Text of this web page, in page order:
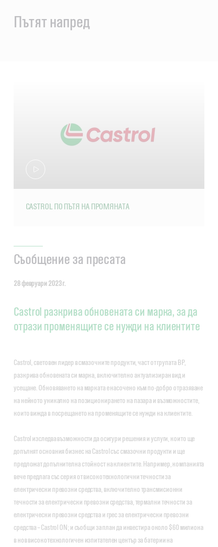
Пътят напред
CASTROL ПО ПЪТЯ НА ПРОМЯНАТА
Съобщение за пресата
28 февруари 2023 г.
Castrol разкрива обновената си марка, за да
отрази променящите се нужди на клиентите
Castrol, световен лидер в смазочните продукти, част от групата BP,
разкрива обновената си марка, включително актуализиран вид и
усещане. Обновяването на марката е насочено към по-добро отразяване
на нейното уникално на позиционирането на пазара и възможностите,
които вижда в посрещането на променящите се нужди на клиентите.
Castrol изследва възможности да осигури решения и услуги, които ще
допълнят основния бизнес на Castrol със смазочни продукти и ще
предложат допълнителна стойност на клиентите. Например, компанията
вече предлага със серия от високотехнологични течности за
електрически превозни средства, включително трансмисионни
течности за електрически превозни средства, термални течности за
електрически превозни средства и грес за електрически превозни
средства – Castrol ON; и съобщи за план да инвестира около $60 милиона
в нов високотехнологичен изпитателен център за батерии на